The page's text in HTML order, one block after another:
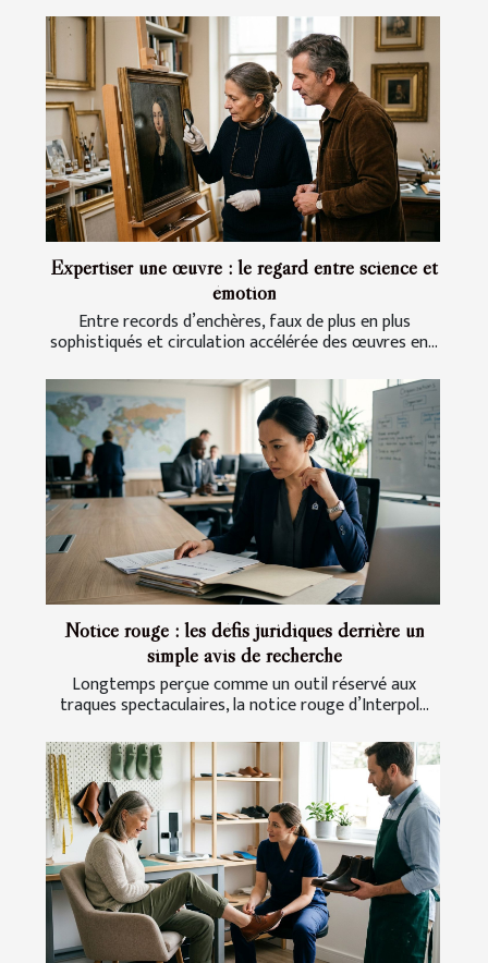
Expertiser une œuvre : le regard entre science et
émotion
Entre records d’enchères, faux de plus en plus
sophistiqués et circulation accélérée des œuvres en...
Notice rouge : les défis juridiques derrière un
simple avis de recherche
Longtemps perçue comme un outil réservé aux
traques spectaculaires, la notice rouge d’Interpol...